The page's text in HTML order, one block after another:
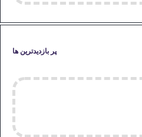
پر بازدیدترین ها